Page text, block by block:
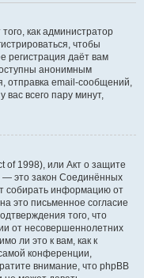
как администратор
чтобы
регистрация даёт вам
анонимным
отправка email-сообщений,
вас всего пару минут,
of 1998), или Акт о защите
— это закон Соединённых
собирать информацию от
это письменное согласие
того, что
от несовершеннолетних
ли это к вам, как к
конференции,
внимание, что phpBB